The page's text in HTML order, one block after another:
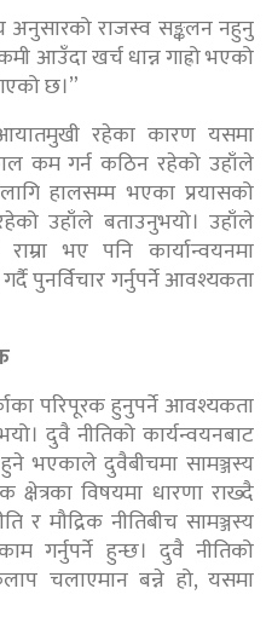
अनुसारको राजस्व सङ्कलन नहुनु
आउँदा खर्च धान्न गाह्रो भएको
छ।”
रहेका कारण यसमा
कम गर्न कठिन रहेको उहाँले
लागि हालसम्म भएका प्रयासको
उहाँले बताउनुभयो। उहाँले
भए पनि कार्यान्वयनमा
पुनर्विचार गर्नुपर्ने आवश्यकता
परिपूरक हुनुपर्ने आवश्यकता
दुवै नीतिको कार्यन्वयनबाट
भएकाले दुवैबीचमा सामञ्जस्य
विषयमा धारणा राख्दै
र मौद्रिक नीतिबीच सामञ्जस्य
गर्नुपर्ने हुन्छ। दुवै नीतिको
चलाएमान बन्ने हो, यसमा